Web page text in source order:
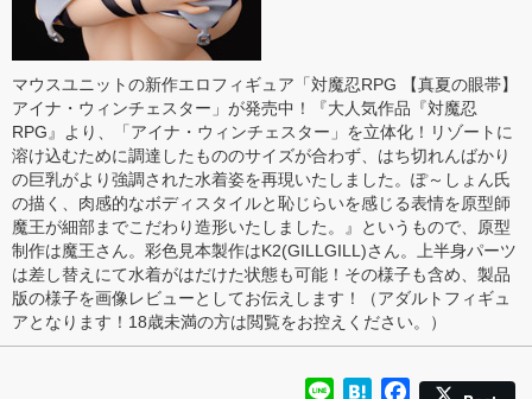
マウスユニットの新作エロフィギュア「対魔忍RPG 【真夏の眼帯】
アイナ・ウィンチェスター」が発売中！『大人気作品『対魔忍
RPG』より、「アイナ・ウィンチェスター」を立体化！リゾートに
溶け込むために調達したもののサイズが合わず、はち切れんばかり
の巨乳がより強調された水着姿を再現いたしました。ぽ～しょん氏
の描く、肉感的なボディスタイルと恥じらいを感じる表情を原型師
魔王が細部までこだわり造形いたしました。』というもので、原型
制作は魔王さん。彩色見本製作はK2(GILLGILL)さん。上半身パーツ
は差し替えにて水着がはだけた状態も可能！その様子も含め、製品
版の様子を画像レビューとしてお伝えします！（アダルトフィギュ
アとなります！18歳未満の方は閲覧をお控えください。）
Line HatenaFacebook